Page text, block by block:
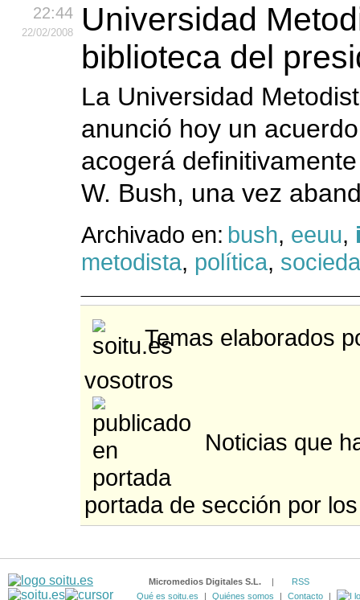
22:44
22/02/2008
Universidad
biblioteca del
La Universidad
anunció hoy un
acogerá
W. Bush, una vez
Archivado en: bush, eeuu,
metodista, política,
Temas elaborados
vosotros
Noticias que
portada de sección por
Micromedios Digitales S.L.
RSS
Qué es soitu.es
Quiénes somos Contacto